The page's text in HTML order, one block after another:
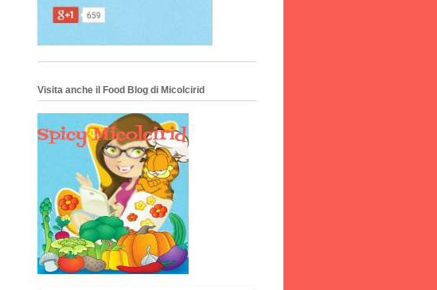
Visita anche il Food Blog di Micolcirid